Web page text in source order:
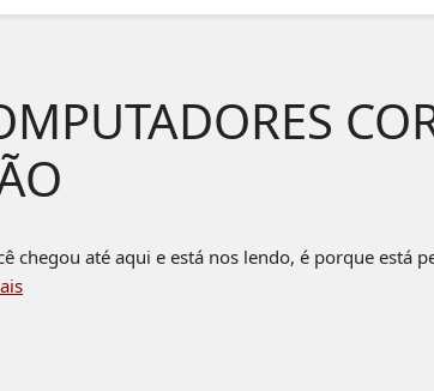
chegou até aqui e está nos lendo, é porque está